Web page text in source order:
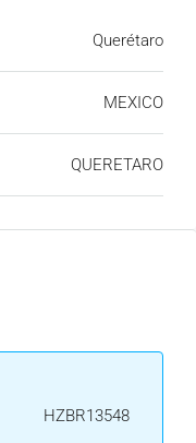
Querétaro
MEXICO
QUERETARO
HZBR13548